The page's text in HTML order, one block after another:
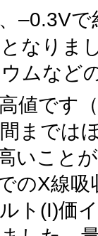
–0.3Vで
なりま
ムなど
値です
までは
いこと
のX線
ト(I)価